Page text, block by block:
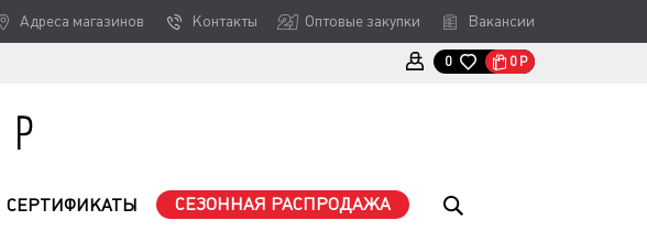
Адреса магазинов Контакты Оптовые закупки Вакансии
0 0 Р
СЕРТИФИКАТЫ СЕЗОННАЯ РАСПРОДАЖА